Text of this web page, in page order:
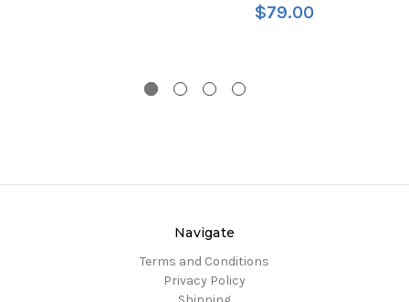
$79.00
Navigate
Terms and Conditions
Privacy Policy